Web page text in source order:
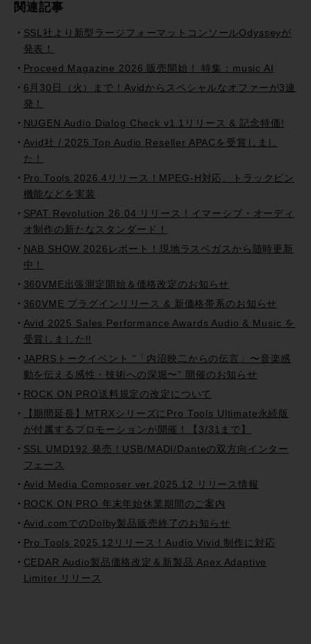
関連記事
SSL社より新型ラージフォーマットコンソールOdysseyが
発表！
Proceed Magazine 2026 販売開始！ 特集：music AI
6月30日（火）まで！Avidからスペシャルなオファーが3連
発！
NUGEN Audio Dialog Check v1.1リリース & 記念特価!
Avid社 / 2025 Top Audio Reseller APACを受賞しまし
た！
Pro Tools 2026.4リリース！MPEG-H対応、トラックピン
機能などを実装
SPAT Revolution 26.04 リリース！イマーシブ・オーディ
オ制作の新たなスタンダード！
NAB SHOW 2026レポート！現地ラスベガスから随時更新
中！
360VME出張測定開始＆価格改定のお知らせ
360VME プラグインリリース & 新価格帯系のお知らせ
Avid 2025 Sales Performance Awards Audio & Music を
受賞しました!!
JAPRSトークイベント ”「内沼映二からの伝言」〜音楽感
動を伝える感性・技術への深堀〜” 開催のお知らせ
ROCK ON PRO送料規定の改定について
【期間延長】MTRXシリーズにPro Tools Ultimate永続版
が付属するプロモーションが開催！【3/31まで】
SSL UMD192 発売！USB/MADI/Danteの双方向インター
フェース
Avid Media Composer ver.2025.12 リリース情報
ROCK ON PRO 年末年始休業期間のご案内
Avid.comでのDolby製品販売終了のお知らせ
Pro Tools 2025.12リリース！Audio Vivid 制作に対応
CEDAR Audio製品価格改定＆新製品 Apex Adaptive
Limiter リリース